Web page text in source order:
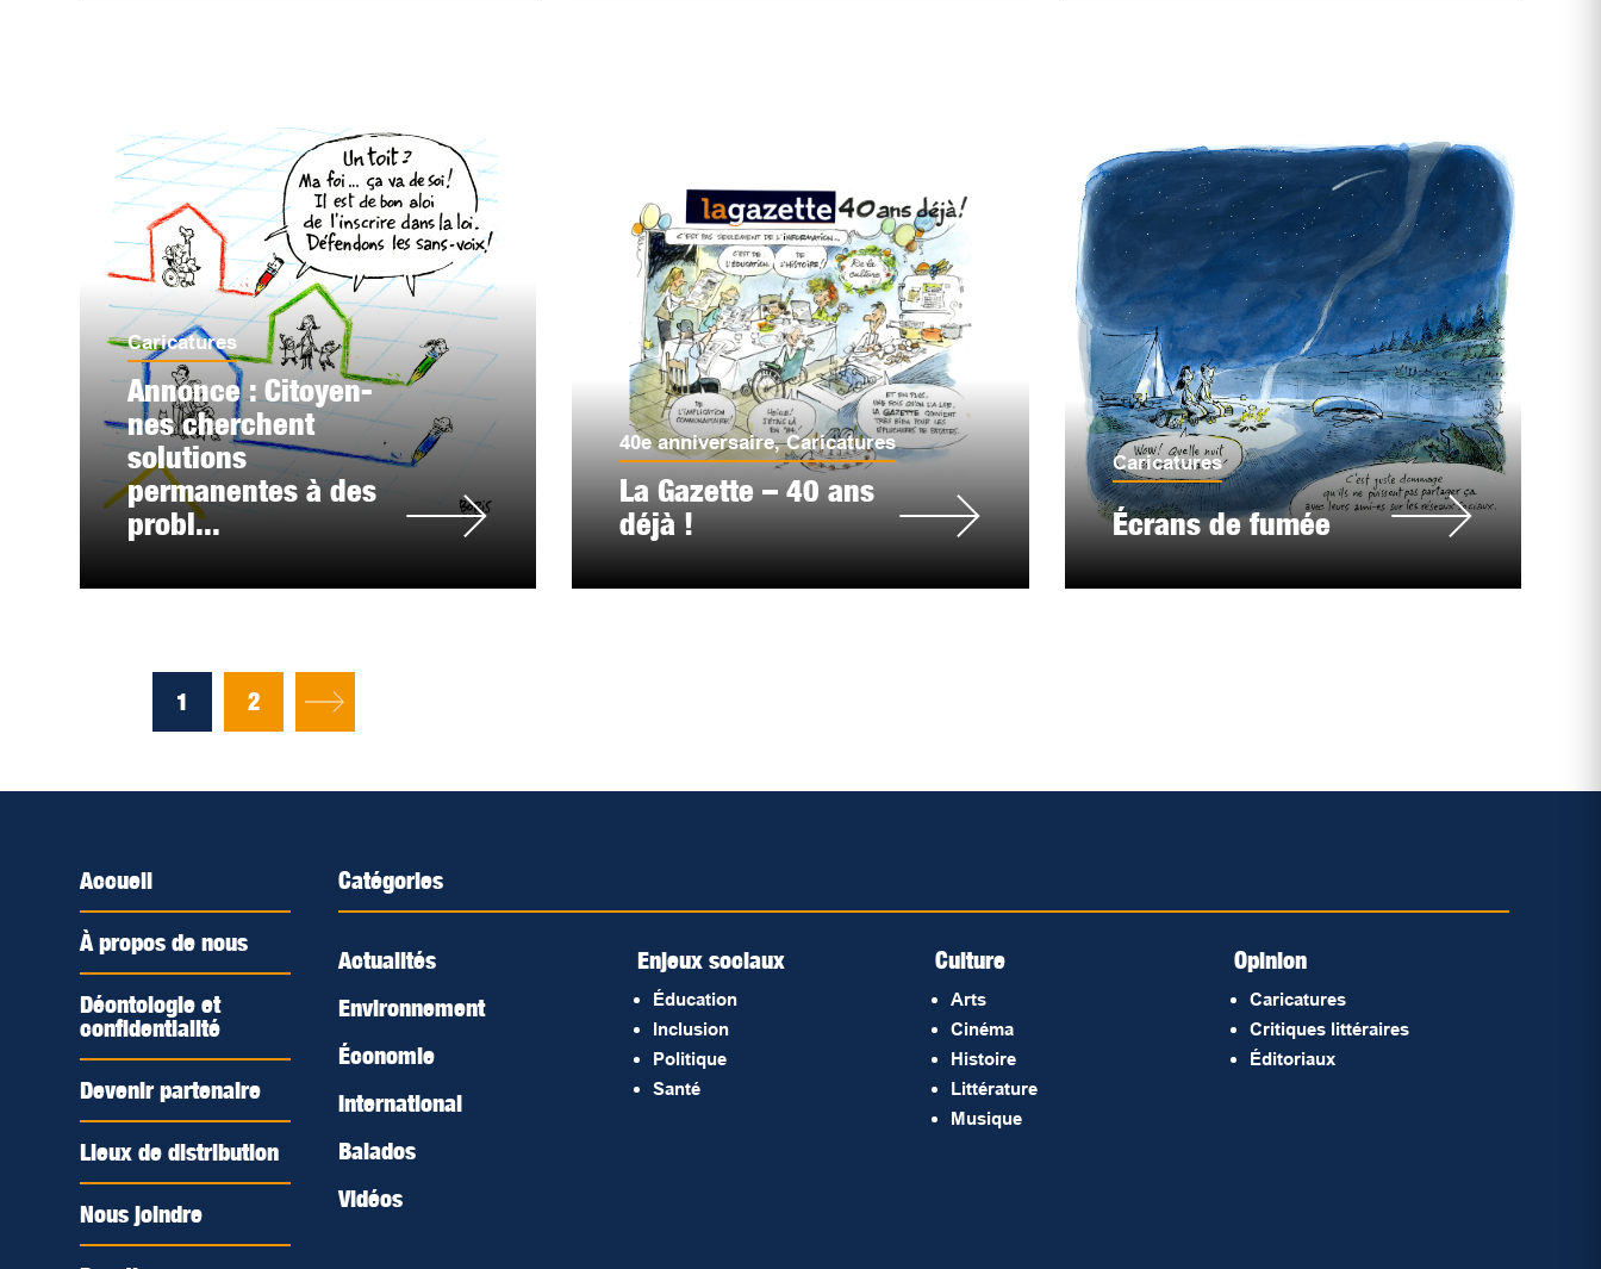
Caricatures
Annonce : Citoyen-
nes cherchent
solutions
permanentes à des
probl...
40e anniversaire,Caricatures
La Gazette – 40 ans
déjà !
Caricatures
Écrans de fumée
1 2
Accueil
À propos de nous
Déontologie et
confidentialité
Devenir partenaire
Lieux de distribution
Nous joindre
Catégories
Actualités
Environnement
Économie
International
Balados
Vidéos
Enjeux sociaux
Éducation
Inclusion
Politique
Santé
Culture
Arts
Cinéma
Histoire
Littérature
Musique
Opinion
Caricatures
Critiques littéraires
Éditoriaux